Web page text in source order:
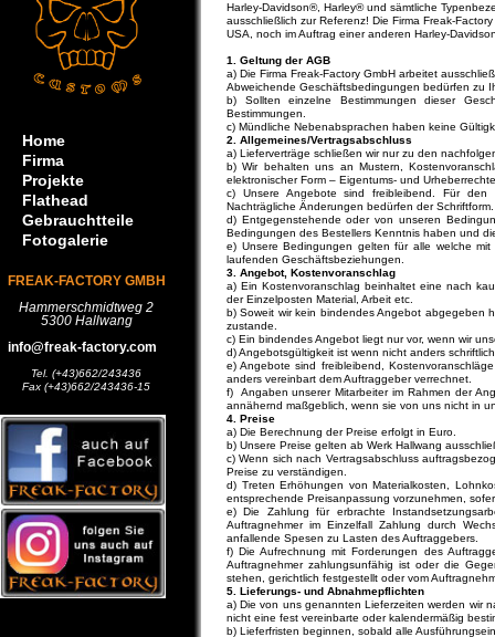
Home
Firma
Projekte
Flathead
Gebrauchtteile
Fotogalerie
FREAK-FACTORY GMBH
Hammerschmidtweg 2
5300 Hallwang
info@freak-factory.com
Tel. (+43)662/243436
Fax (+43)662/243436-15
Harley-Davidson®, Harley® und sämtliche
ausschließlich zur Referenz! Die Firma Freak-
USA, noch im Auftrag einer anderen Harley-
1. Geltung der AGB
a) Die Firma Freak-Factory GmbH arbeitet
Abweichende Geschäftsbedingungen bedürfen zu
b) Sollten einzelne Bestimmungen dieser
Bestimmungen.
c) Mündliche Nebenabsprachen haben keine
2. Allgemeines/Vertragsabschluss
a) Lieferverträge schließen wir nur zu den
b) Wir behalten uns an Mustern,
elektronischer Form – Eigentums- und
c) Unsere Angebote sind freibleibend. Für den
Nachträgliche Änderungen bedürfen der
d) Entgegenstehende oder von unseren
Bedingungen des Bestellers Kenntnis haben und
e) Unsere Bedingungen gelten für alle welche
laufenden Geschäftsbeziehungen.
3. Angebot, Kostenvoranschlag
a) Ein Kostenvoranschlag beinhaltet eine nach
der Einzelposten Material, Arbeit etc.
b) Soweit wir kein bindendes Angebot abgegeben
zustande.
c) Ein bindendes Angebot liegt nur vor, wenn wir
d) Angebotsgültigkeit ist wenn nicht anders
e) Angebote sind freibleibend,
anders vereinbart dem Auftraggeber verrechnet.
f) Angaben unserer Mitarbeiter im Rahmen der
annähernd maßgeblich, wenn sie von uns nicht in
4. Preise
a) Die Berechnung der Preise erfolgt in Euro.
b) Unsere Preise gelten ab Werk Hallwang
c) Wenn sich nach Vertragsabschluss
Preise zu verständigen.
d) Treten Erhöhungen von Materialkosten,
entsprechende Preisanpassung vorzunehmen,
e) Die Zahlung für erbrachte
Auftragnehmer im Einzelfall Zahlung durch
anfallende Spesen zu Lasten des Auftraggebers.
f) Die Aufrechnung mit Forderungen des
Auftragnehmer zahlungsunfähig ist oder die
stehen, gerichtlich festgestellt oder vom
5. Lieferungs- und Abnahmepflichten
a) Die von uns genannten Lieferzeiten werden wir
nicht eine fest vereinbarte oder kalendermäßig
b) Lieferfristen beginnen, sobald alle